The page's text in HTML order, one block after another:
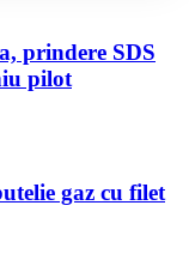
prindere SDS
pilot
gaz cu filet